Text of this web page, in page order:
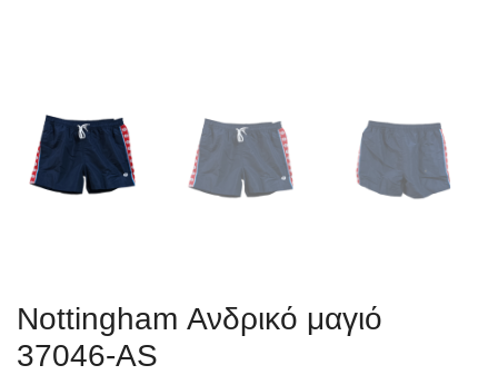
Nottingham Ανδρικό μαγιό
37046-AS